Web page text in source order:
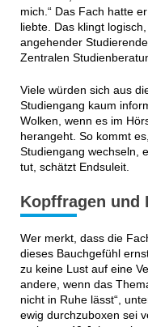
mich.“ Das Fach hatte
liebte. Das klingt
angehender
Zentralen
Viele würden sich aus
Studiengang kaum
Wolken, wenn es im
herangeht. So kommt
Studiengang wechseln,
tut, schätzt Endsuleit.
Kopffragen und
Wer merkt, dass die
dieses Bauchgefühl
zu keine Lust auf eine
andere, wenn das
nicht in Ruhe lässt“,
ewig durchzuboxen sei